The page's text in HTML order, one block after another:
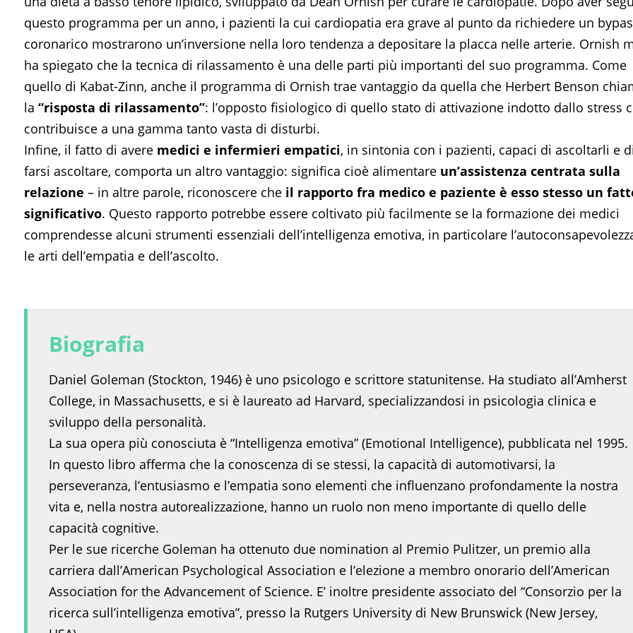
questo programma per un anno, i pazienti la cui cardiopatia era grave al punto da richiedere un
coronarico mostrarono un’inversione nella loro tendenza a depositare la placca nelle arterie. Ornish
ha spiegato che la tecnica di rilassamento è una delle parti più importanti del suo programma. Come
quello di Kabat-Zinn, anche il programma di Ornish trae vantaggio da quella che Herbert Benson
la “risposta di rilassamento”: l’opposto fisiologico di quello stato di attivazione indotto dallo stress
contribuisce a una gamma tanto vasta di disturbi.
Infine, il fatto di avere medici e infermieri empatici, in sintonia con i pazienti, capaci di ascoltarli e di
farsi ascoltare, comporta un altro vantaggio: significa cioè alimentare un’assistenza centrata sulla
relazione – in altre parole, riconoscere che il rapporto fra medico e paziente è esso stesso un
significativo. Questo rapporto potrebbe essere coltivato più facilmente se la formazione dei medici
comprendesse alcuni strumenti essenziali dell’intelligenza emotiva, in particolare
le arti dell’empatia e dell’ascolto.
Biografia
Daniel Goleman (Stockton, 1946) è uno psicologo e scrittore statunitense. Ha studiato all’Amherst
College, in Massachusetts, e si è laureato ad Harvard, specializzandosi in psicologia clinica e
sviluppo della personalità.
La sua opera più conosciuta è “Intelligenza emotiva” (Emotional Intelligence), pubblicata nel 1995.
In questo libro afferma che la conoscenza di se stessi, la capacità di automotivarsi, la
perseveranza, l’entusiasmo e l’empatia sono elementi che influenzano profondamente la nostra
vita e, nella nostra autorealizzazione, hanno un ruolo non meno importante di quello delle
capacità cognitive.
Per le sue ricerche Goleman ha ottenuto due nomination al Premio Pulitzer, un premio alla
carriera dall’American Psychological Association e l’elezione a membro onorario dell’American
Association for the Advancement of Science. E’ inoltre presidente associato del “Consorzio per la
ricerca sull’intelligenza emotiva”, presso la Rutgers University di New Brunswick (New Jersey,